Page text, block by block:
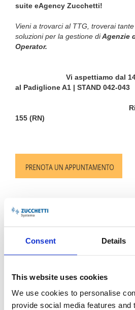
Consent Details
This website uses cookies
We use cookies to personalise
provide social media features and
suite eAgency Zucchetti!
Vieni a trovarci al TTG, troverai
soluzioni per la gestione diAgenzie
Operator.
Vi aspettiamo dal
al Padiglione A1 | STAND 042-043
Rimini Fiera,
155 (RN)
NEWS PRECEDENTE